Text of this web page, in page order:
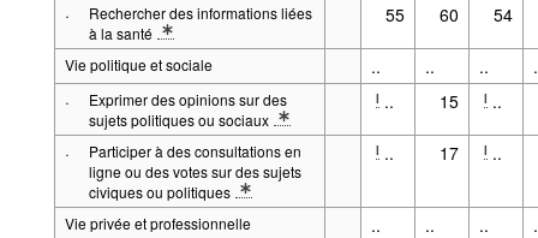
·
Rechercher des informations liées
à la santé
* Note: p.ex. concernant une blessure, une maladie, l'alimentation
55 60 54
Vie politique et sociale .. .. ..
·
Exprimer des opinions sur des
sujets politiques ou sociaux
* Note: sur des sites Internet ou sur les réseaux sociaux (p.ex.
l .. 15 l ..
·
Participer à des consultations en
ligne ou des votes sur des sujets
civiques ou politiques
* Note: p.ex. urbanisme, signature de pétitions
l .. 17 l ..
Vie privée et professionnelle .. .. ..